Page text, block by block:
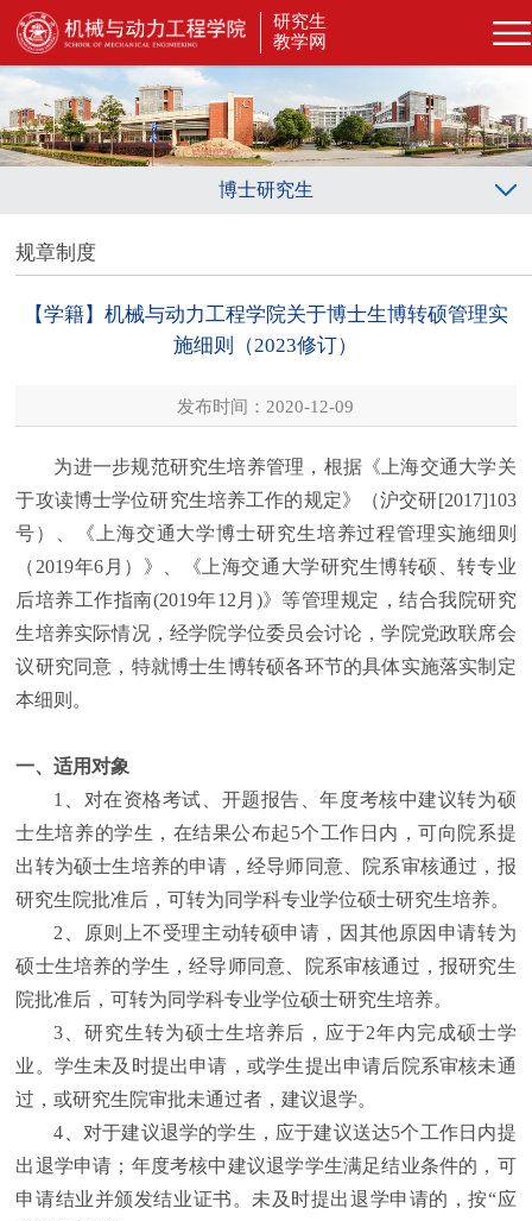
研究生
教学网
博士研究生
规章制度
【学籍】机械与动力工程学院关于博士生博转硕管理实
施细则（2023修订）
发布时间：2020-12-09
为进一步规范研究生培养管理，根据《上海交通大学关
于攻读博士学位研究生培养工作的规定》（沪交研[2017]103
号）、《上海交通大学博士研究生培养过程管理实施细则
（2019年6月）》、《上海交通大学研究生博转硕、转专业
后培养工作指南(2019年12月)》等管理规定，结合我院研究
生培养实际情况，经学院学位委员会讨论，学院党政联席会
议研究同意，特就博士生博转硕各环节的具体实施落实制定
本细则。
一、适用对象
1、对在资格考试、开题报告、年度考核中建议转为硕
士生培养的学生，在结果公布起5个工作日内，可向院系提
出转为硕士生培养的申请，经导师同意、院系审核通过，报
研究生院批准后，可转为同学科专业学位硕士研究生培养。
2
原则上不受理主动转硕申请， 因其他原因申请转为
硕士生培养的学生，经导师同意、院系审核通过，报研究生
院批准后，可转为同学科专业学位硕士研究生培养。
3 、研究生转为硕士生培养后，应于2年内完成硕士学
业 。学生未及时提出申请，或学生提出申请后院系审核未通
过，或研究生院审批未通过者，建议退学。
4 、对于建议退学的学生，应于建议送达5个工作日内提
出退学申请；年度考核中建议退学学生满足结业条件的，可
申请结业并颁发结业证书。未及时提出退学申请的，按“应